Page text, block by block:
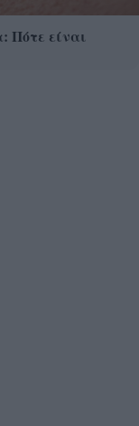
Πότε είναι